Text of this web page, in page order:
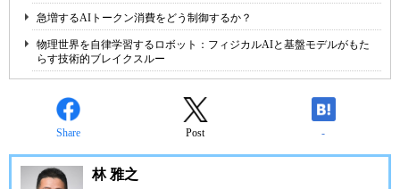
急増するAIトークン消費をどう制御するか？
物理世界を自律学習するロボット：フィジカルAIと基盤モデルがもた
らす技術的ブレイクスルー
Share Post -
林 雅之